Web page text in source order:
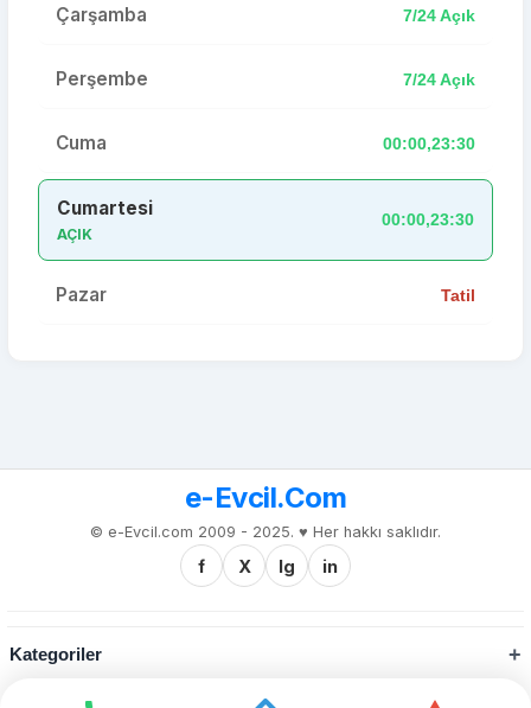
Çarşamba 7/24 Açık
Perşembe 7/24 Açık
Cuma 00:00,23:30
Cumartesi
AÇIK
00:00,23:30
Pazar Tatil
e-Evcil.Com
© e-Evcil.com 2009 - 2025. ♥️ Her hakkı saklıdır.
f X Ig in
Kategoriler